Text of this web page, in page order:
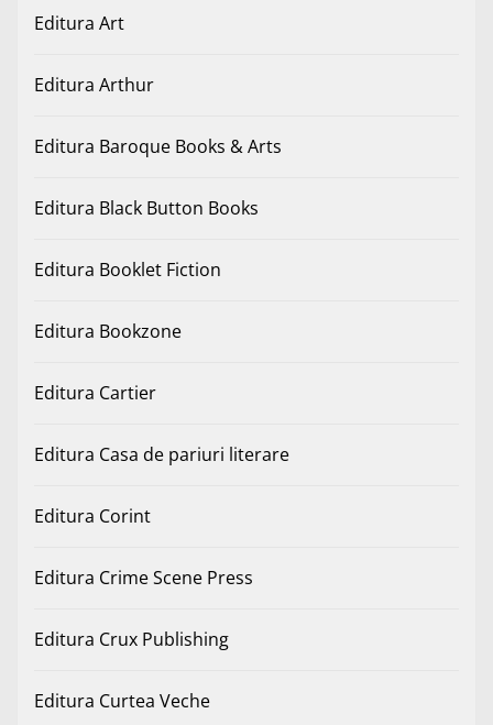
Editura Art
Editura Arthur
Editura Baroque Books & Arts
Editura Black Button Books
Editura Booklet Fiction
Editura Bookzone
Editura Cartier
Editura Casa de pariuri literare
Editura Corint
Editura Crime Scene Press
Editura Crux Publishing
Editura Curtea Veche